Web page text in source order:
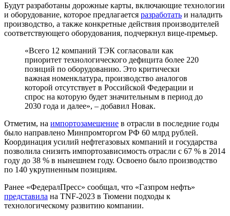
Будут разработаны дорожные карты, включающие технологии
и оборудование, которое предлагается разработать и наладить
производство, а также конкретные действия производителей
соответствующего оборудования, подчеркнул вице-премьер.
«Всего 12 компаний TЭК согласовали как
приоритет технологического дефицита более 220
позиций по оборудованию. Это критически
важная номенклатура, производство аналогов
которой отсутствует в Российской Федерации и
спрос на которую будет значительным в период до
2030 года и далее», – добавил Новак.
Отметим, на импортозамещение в отрасли в последние годы
было направлено Минпромторгом РФ 60 млрд рублей.
Координация усилий нефтегазовых компаний и государства
позволила снизить импортозависимость отрасли с 67 % в 2014
году до 38 % в нынешнем году. Освоено было производство
по 140 укрупненным позициям.
Ранее «ФедералПресс» сообщал, что «Газпром нефть»
представила на TNF-2023 в Тюмени подходы к
технологическому развитию компании.